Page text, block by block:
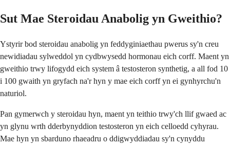
Sut Mae Steroidau Anabolig yn Gweithio?
Ystyrir bod steroidau anabolig yn feddyginiaethau pwerus sy'n creu
newidiadau sylweddol yn cydbwysedd hormonau eich corff. Maent yn
gweithio trwy lifogydd eich system â testosteron synthetig, a all fod 10
i 100 gwaith yn gryfach na'r hyn y mae eich corff yn ei gynhyrchu'n
naturiol.
Pan gymerwch y steroidau hyn, maent yn teithio trwy'ch llif gwaed ac
yn glynu wrth dderbynyddion testosteron yn eich celloedd cyhyrau.
Mae hyn yn sbarduno rhaeadru o ddigwyddiadau sy'n cynyddu